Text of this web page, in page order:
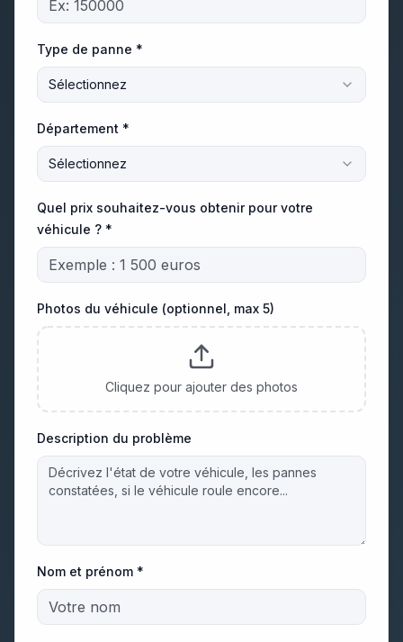
Type de panne *
Sélectionnez
Département *
Sélectionnez
Quel prix souhaitez-vous obtenir pour votre
véhicule ? *
Photos du véhicule (optionnel, max 5)
Cliquez pour ajouter des photos
Description du problème
Nom et prénom *